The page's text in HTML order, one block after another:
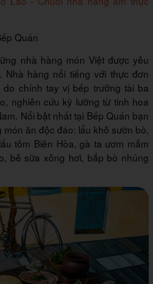
Quán
nhà hàng món Việt được yêu
Nhà hàng nổi tiếng với thực đơn
chính tay vị bếp trưởng tài ba
nghiên cứu kỹ lưỡng từ tinh hoa
Nổi bật nhất tại Bếp Quán bạn
ăn độc đáo: lẩu khô sườn bò,
tôm Biên Hòa, gà ta ươm mắm
bê sữa xông hơi, bắp bò nhúng